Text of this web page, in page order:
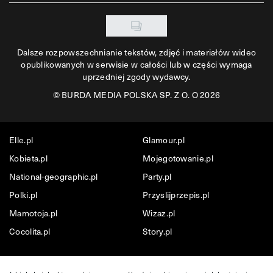
Dalsze rozpowszechnianie tekstów, zdjęć i materiałów wideo
opublikowanych w serwisie w całości lub w części wymaga
uprzedniej zgody wydawcy.
©BURDA MEDIA POLSKA SP. Z O. O 2026
Elle.pl
Glamour.pl
Kobieta.pl
Mojegotowanie.pl
National-geographic.pl
Party.pl
Polki.pl
Przyslijprzepis.pl
Mamotoja.pl
Wizaz.pl
Cocolita.pl
Story.pl